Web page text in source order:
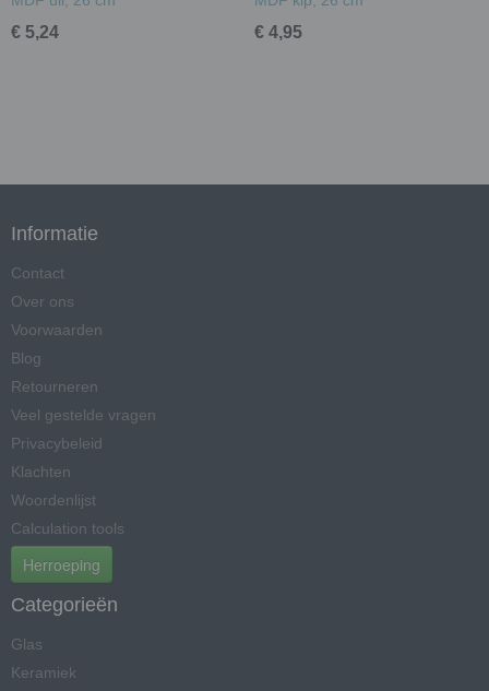
€ 5,24 € 4,95
Informatie
Contact
Over ons
Voorwaarden
Blog
Retourneren
Veel gestelde vragen
Privacybeleid
Klachten
Woordenlijst
Calculation tools
Herroeping
Categorieën
Glas
Keramiek